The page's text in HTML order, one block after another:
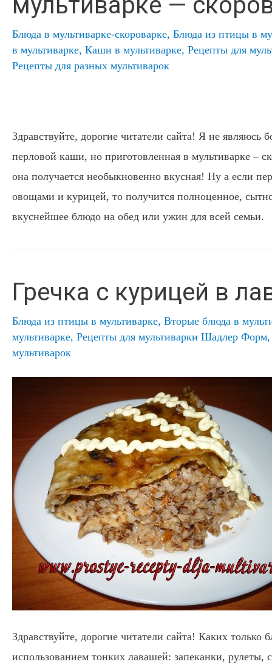
Блюда в мультиварке-скороварке, Блюда из птицы в
в мультиварке, Каши в мультиварке, Рецепты для
Рецепты для разных мультиварок
Здравствуйте, дорогие читатели сайта! Я не являюсь
перловой каши, но приготовленная в мультиварке –
она получается необыкновенно вкусная! Ну а если
овощами и курицей, то получится полноценное,
вкуснейшее блюдо на обед или ужин для всей семьи.
Гречка с курицей в
Блюда из птицы в мультиварке, Вторые блюда в
мультиварке, Рецепты для мультиварки Шадлер Форм
мультиварок
Здравствуйте, дорогие читатели сайта! Каких только
использованием тонких лавашей: запеканки, рулеты,